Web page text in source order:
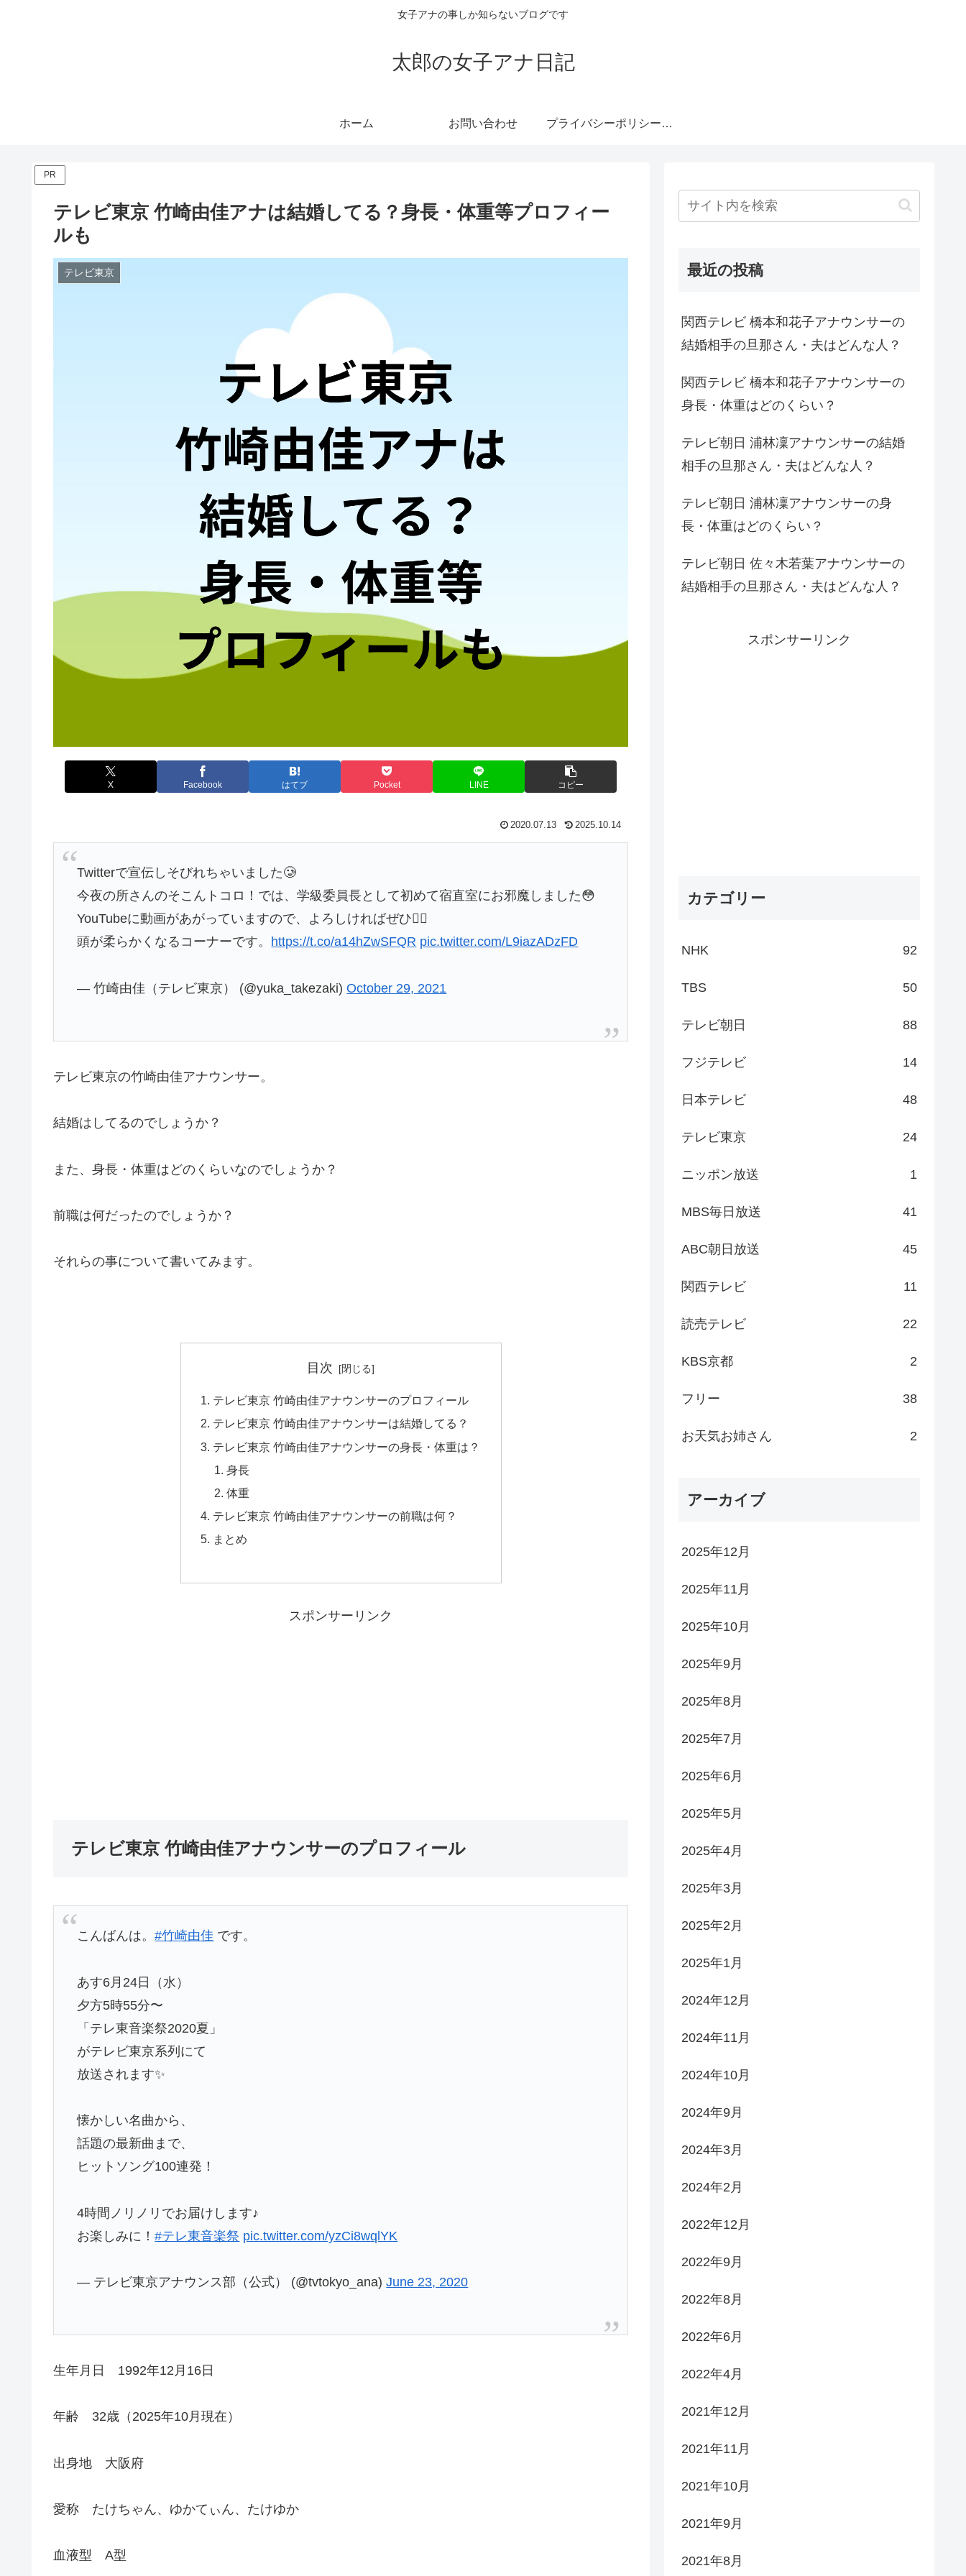
女子アナの事しか知らないブログです
太郎の女子アナ日記
ホーム お問い合わせ プライバシーポリシー・運営者情報
PR
テレビ東京 竹崎由佳アナは結婚してる？身長・体重等プロフィー
ルも
テレビ東京
X Facebook はてブ Pocket LINE コピー
2020.07.13 2025.10.14
Twitterで宣伝しそびれちゃいました🥲
今夜の所さんのそこんトコロ！では、学級委員長として初めて宿直室にお邪魔しました😳
YouTubeに動画があがっていますので、よろしければぜひ🙇‍♀️
頭が柔らかくなるコーナーです。 https://t.co/a14hZwSFQR pic.twitter.com/L9iazADzFD
— 竹崎由佳（テレビ東京） (@yuka_takezaki)October 29, 2021
テレビ東京の竹崎由佳アナウンサー。
結婚はしてるのでしょうか？
また、身長・体重はどのくらいなのでしょうか？
前職は何だったのでしょうか？
それらの事について書いてみます。
目次
テレビ東京 竹崎由佳アナウンサーのプロフィール
テレビ東京 竹崎由佳アナウンサーは結婚してる？
テレビ東京 竹崎由佳アナウンサーの身長・体重は？
身長
体重
テレビ東京 竹崎由佳アナウンサーの前職は何？
まとめ
スポンサーリンク
テレビ東京 竹崎由佳アナウンサーのプロフィール
こんばんは。#竹崎由佳 です。
あす6月24日（水）
夕方5時55分〜
「テレ東音楽祭2020夏」
がテレビ東京系列にて
放送されます✨
懐かしい名曲から、
話題の最新曲まで、
ヒットソング100連発！
4時間ノリノリでお届けします♪
お楽しみに！#テレ東音楽祭 pic.twitter.com/yzCi8wqlYK
— テレビ東京アナウンス部（公式） (@tvtokyo_ana)June 23, 2020
生年月日 1992年12月16日
年齢 32歳（2025年10月現在）
出身地 大阪府
愛称 たけちゃん、ゆかてぃん、たけゆか
血液型 A型
最近の投稿
関西テレビ 橋本和花子アナウンサーの
結婚相手の旦那さん・夫はどんな人？
関西テレビ 橋本和花子アナウンサーの
身長・体重はどのくらい？
テレビ朝日 浦林凜アナウンサーの結婚
相手の旦那さん・夫はどんな人？
テレビ朝日 浦林凜アナウンサーの身
長・体重はどのくらい？
テレビ朝日 佐々木若葉アナウンサーの
結婚相手の旦那さん・夫はどんな人？
スポンサーリンク
カテゴリー
NHK 92
TBS 50
テレビ朝日 88
フジテレビ 14
日本テレビ 48
テレビ東京 24
ニッポン放送 1
MBS毎日放送 41
ABC朝日放送 45
関西テレビ 11
読売テレビ 22
KBS京都 2
フリー 38
お天気お姉さん 2
アーカイブ
2025年12月
2025年11月
2025年10月
2025年9月
2025年8月
2025年7月
2025年6月
2025年5月
2025年4月
2025年3月
2025年2月
2025年1月
2024年12月
2024年11月
2024年10月
2024年9月
2024年3月
2024年2月
2022年12月
2022年9月
2022年8月
2022年6月
2022年4月
2021年12月
2021年11月
2021年10月
2021年9月
2021年8月